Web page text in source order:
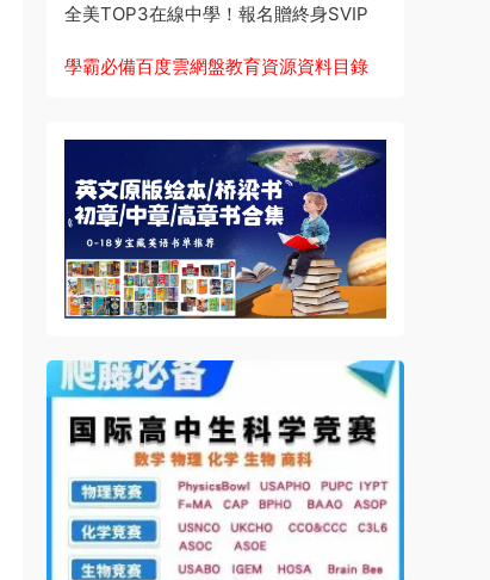
全美TOP3在線中學！報名贈終身SVIP
學霸必備百度雲網盤教育資源資料目錄